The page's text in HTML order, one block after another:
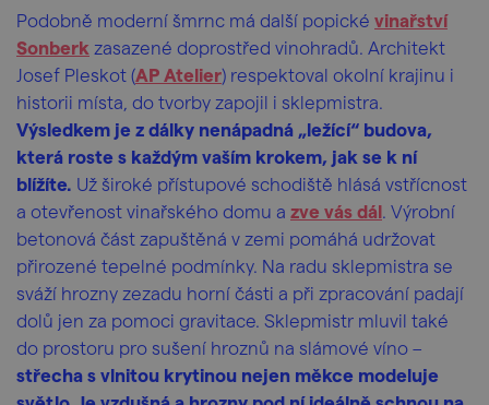
Podobně moderní šmrnc má další popické vinařství
Sonberk zasazené doprostřed vinohradů. Architekt
Josef Pleskot (AP Atelier) respektoval okolní krajinu i
historii místa, do tvorby zapojil i sklepmistra.
Výsledkem je z dálky nenápadná „ležící“ budova,
která roste s každým vaším krokem, jak se k ní
blížíte. Už široké přístupové schodiště hlásá vstřícnost
a otevřenost vinařského domu a zve vás dál. Výrobní
betonová část zapuštěná v zemi pomáhá udržovat
přirozené tepelné podmínky. Na radu sklepmistra se
sváží hrozny zezadu horní části a při zpracování padají
dolů jen za pomoci gravitace. Sklepmistr mluvil také
do prostoru pro sušení hroznů na slámové víno –
střecha s vlnitou krytinou nejen měkce modeluje